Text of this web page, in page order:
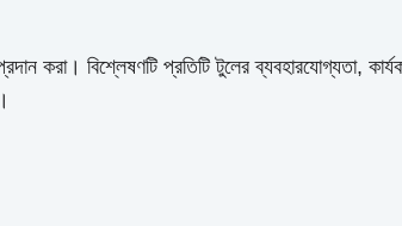
করা। বিশ্লেষণটি প্রতিটি টুলের ব্যবহারযোগ্যতা,